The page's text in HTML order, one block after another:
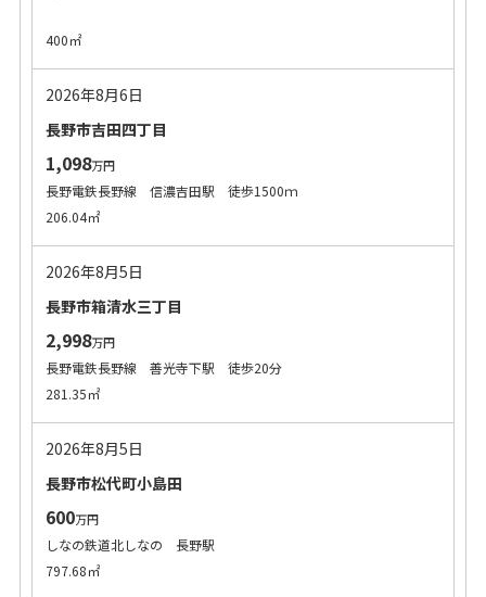
400㎡
2026年8月6日
長野市吉田四丁目
1,098万円
長野電鉄長野線 信濃吉田駅 徒歩1500ｍ
206.04㎡
2026年8月5日
長野市箱清水三丁目
2,998万円
長野電鉄長野線 善光寺下駅 徒歩20分
281.35㎡
2026年8月5日
長野市松代町小島田
600万円
しなの鉄道北しなの 長野駅
797.68㎡